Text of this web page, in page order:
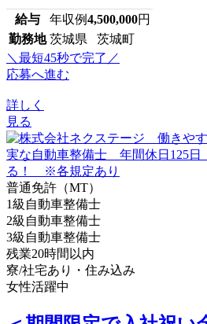
給与 年収例4,500,000円
勤務地 茨城県 茨城町
＼最短45秒で完了／
応募へ進む
詳しく
見る
普通免許（MT）
1級自動車整備士
2級自動車整備士
3級自動車整備士
残業20時間以内
寮/社宅あり・住み込み
女性活躍中